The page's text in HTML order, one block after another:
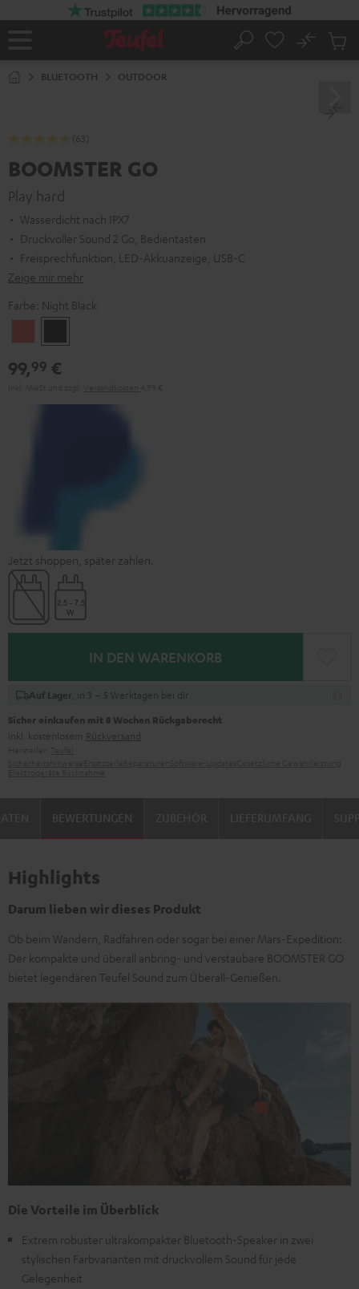
Startseite
Suche
No
BLUETOOTH OUTDOOR
(63)
BOOMSTER GO
Play hard
Wasserdicht nach IPX7
Druckvoller Sound 2 Go, Bedientasten
Freisprechfunktion, LED-Akkuanzeige, USB-C
Zeige mir mehr
Farbe: Night Black
Red
Black
99,99 €
Jetzt shoppen, später zahlen.
IN DEN WARENKORB
Auf Lager , in 3 – 5 Werktagen bei dir
Sicher einkaufen mit 8 Wochen Rückgaberecht
inkl. kostenlosem Rückversand
BEWERTUNGEN
Highlights
Darum lieben wir dieses Produkt
Ob beim Wandern, Radfahren oder sogar bei einer Mars-Expedition:
Der kompakte und überall anbring- und verstaubare BOOMSTER GO
bietet legendären Teufel Sound zum Überall-Genießen.
Die Vorteile im Überblick
Extrem robuster ultrakompakter Bluetooth-Speaker in zwei
stylischen Farbvarianten mit druckvollem Sound für jede
Gelegenheit